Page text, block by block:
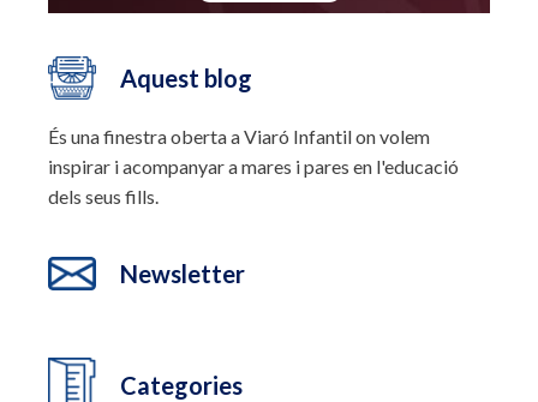
Aquest blog
És una finestra oberta a Viaró Infantil on volem
inspirar i acompanyar a mares i pares en l'educació
dels seus fills.
Newsletter
Categories